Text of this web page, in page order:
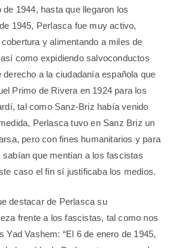
1944, hasta que llegaron los
1945, Perlasca fue muy activo,
y alimentando a miles de
como expidiendo salvoconductos
derecho a la ciudadanía española que
Primo de Rivera en 1924 para los
tal como Sanz-Briz había venido
Perlasca tuvo en Sanz Briz un
pero con fines humanitarios y para
que mentían a los fascistas
caso el fin sí justificaba los medios.
destacar de Perlasca su
frente a los fascistas, tal como nos
Yad Vashem: “El 6 de enero de 1945,